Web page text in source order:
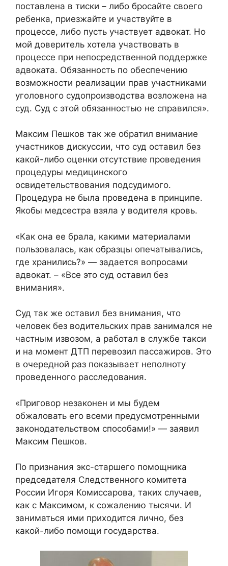
поставлена в тиски – либо бросайте своего
ребенка, приезжайте и участвуйте в
процессе, либо пусть участвует адвокат. Но
мой доверитель хотела участвовать в
процессе при непосредственной поддержке
адвоката. Обязанность по обеспечению
возможности реализации прав участниками
уголовного судопроизводства возложена на
суд. Суд с этой обязанностью не справился».
Максим Пешков так же обратил внимание
участников дискуссии, что суд оставил без
какой-либо оценки отсутствие проведения
процедуры медицинского
освидетельствования подсудимого.
Процедура не была проведена в принципе.
Якобы медсестра взяла у водителя кровь.
«Как она ее брала, какими материалами
пользовалась, как образцы опечатывались,
где хранились?» — задается вопросами
адвокат. – «Все это суд оставил без
внимания».
Суд так же оставил без внимания, что
человек без водительских прав занимался не
частным извозом, а работал в службе такси
и на момент ДТП перевозил пассажиров. Это
в очередной раз показывает неполноту
проведенного расследования.
«Приговор незаконен и мы будем
обжаловать его всеми предусмотренными
законодательством способами!» — заявил
Максим Пешков.
По признания экс-старшего помощника
председателя Следственного комитета
России Игоря Комиссарова, таких случаев,
как с Максимом, к сожалению тысячи. И
заниматься ими приходится лично, без
какой-либо помощи государства.